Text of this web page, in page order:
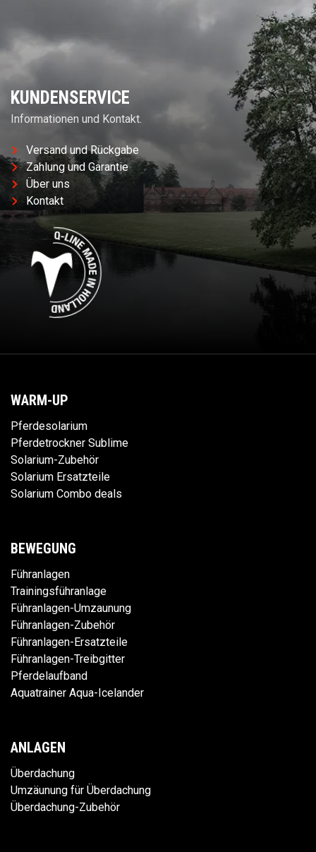
KUNDENSERVICE
Informationen und Kontakt.
Versand und Rückgabe
Zahlung und Garantie
Über uns
Kontakt
WARM-UP
Pferdesolarium
Pferdetrockner Sublime
Solarium-Zubehör
Solarium Ersatzteile
Solarium Combo deals
BEWEGUNG
Führanlagen
Trainingsführanlage
Führanlagen-Umzaunung
Führanlagen-Zubehör
Führanlagen-Ersatzteile
Führanlagen-Treibgitter
Pferdelaufband
Aquatrainer Aqua-Icelander
ANLAGEN
Überdachung
Umzäunung für Überdachung
Überdachung-Zubehör